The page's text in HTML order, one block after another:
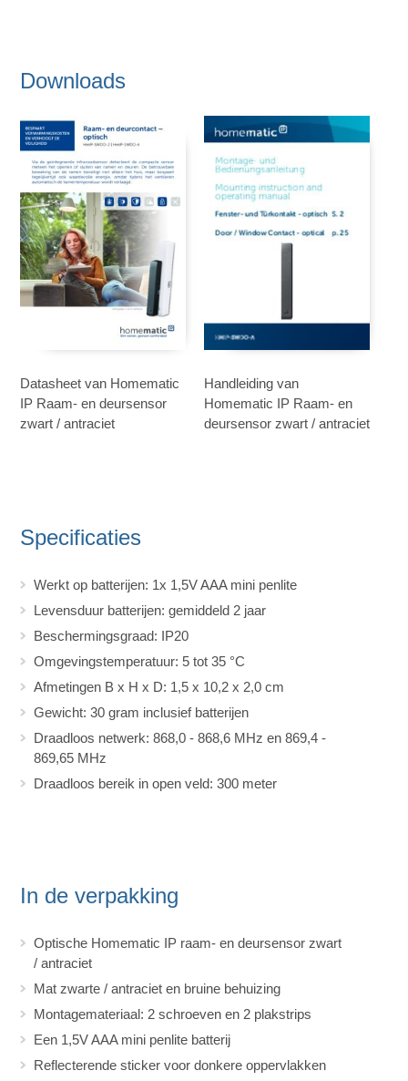
Downloads
Datasheet van Homematic
IP Raam- en deursensor
zwart / antraciet
Handleiding van
Homematic IP Raam- en
deursensor zwart / antraciet
Specificaties
Werkt op batterijen: 1x 1,5V AAA mini penlite
Levensduur batterijen: gemiddeld 2 jaar
Beschermingsgraad: IP20
Omgevingstemperatuur: 5 tot 35 °C
Afmetingen B x H x D: 1,5 x 10,2 x 2,0 cm
Gewicht: 30 gram inclusief batterijen
Draadloos netwerk: 868,0 - 868,6 MHz en 869,4 -
869,65 MHz
Draadloos bereik in open veld: 300 meter
In de verpakking
Optische Homematic IP raam- en deursensor zwart
/ antraciet
Mat zwarte / antraciet en bruine behuizing
Montagemateriaal: 2 schroeven en 2 plakstrips
Een 1,5V AAA mini penlite batterij
Reflecterende sticker voor donkere oppervlakken